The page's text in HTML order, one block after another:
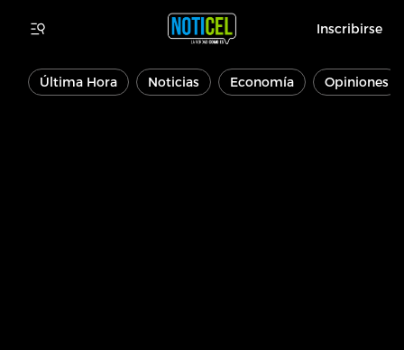
Inscribirse
Última Hora Noticias Economía Opiniones